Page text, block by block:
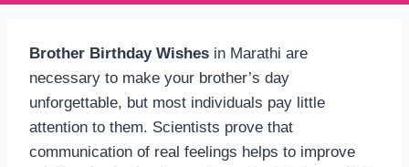
Brother Birthday Wishes in Marathi are
necessary to make your brother’s day
unforgettable, but most individuals pay little
attention to them. Scientists prove that
communication of real feelings helps to improve